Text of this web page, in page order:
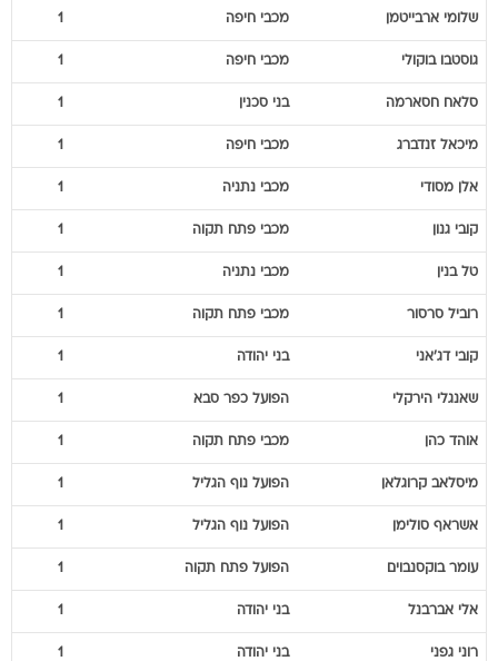
שלומי ארבייטמן מכבי חיפה 1
גוסטבו בוקולי מכבי חיפה 1
סלאח חסארמה בני סכנין 1
מיכאל זנדברג מכבי חיפה 1
אלן מסודי מכבי נתניה 1
קובי גנון מכבי פתח תקוה 1
טל בנין מכבי נתניה 1
רוביל סרסור מכבי פתח תקוה 1
קובי דג'אני בני יהודה 1
שאנגלי הירקלי הפועל כפר סבא 1
אוהד כהן מכבי פתח תקוה 1
מיסלאב קרוגלאן הפועל נוף הגליל 1
אשראף סולימן הפועל נוף הגליל 1
עומר בוקסנבוים הפועל פתח תקוה 1
אלי אברבנל בני יהודה 1
רוני גפני בני יהודה 1